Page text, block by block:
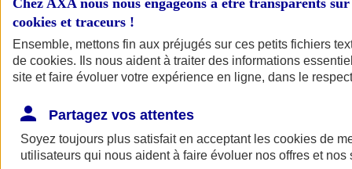
cookies et traceurs !
Ensemble, mettons fin aux préjugés sur ces petits fichiers
de cookies. Ils nous aident à traiter des informations
site et faire évoluer votre expérience en ligne, dans le
Partagez vos attentes
Soyez toujours plus satisfait en acceptant les cookies de
utilisateurs qui nous aident à faire évoluer nos offres et nos